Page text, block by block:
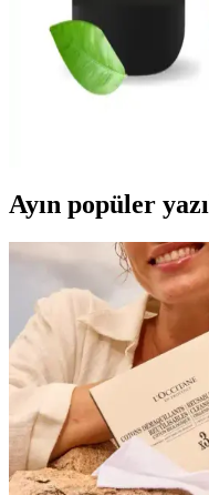
Saç Hacmini Artıran
Doğal Dolgunluk
Saç hacmini artırmak ve
Ayın popüler